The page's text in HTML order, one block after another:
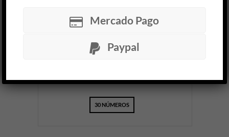
30 NÚMEROS
Mercado Pago
Paypal